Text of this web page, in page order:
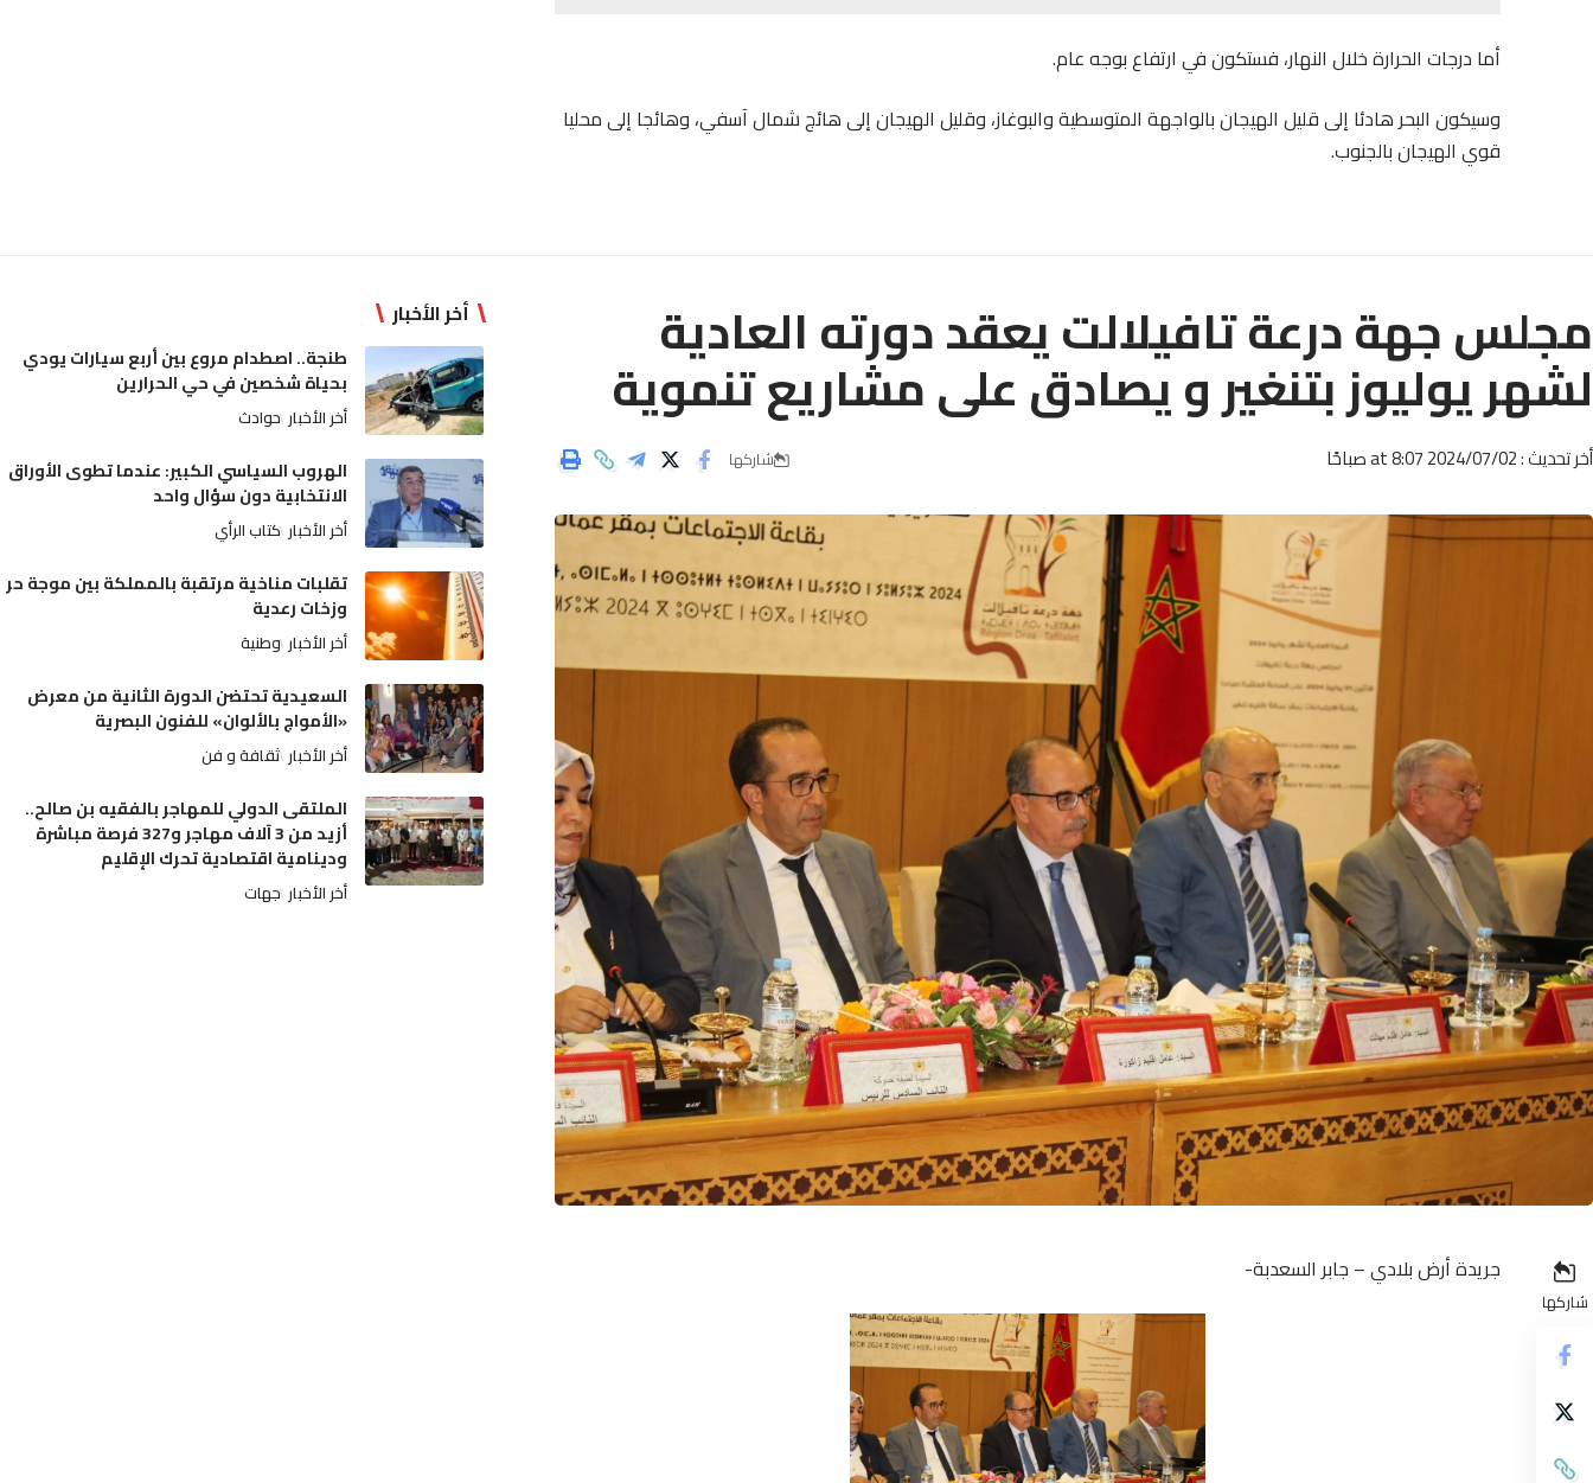
أما درجات الحرارة خلال النهار، فستكون في ارتفاع بوجه عام.
وسيكون البحر هادئا إلى قليل الهيجان بالواجهة المتوسطية والبوغاز، وقليل الهيجان إلى هائج شمال آسفي، وهائجا إلى محليا
قوي الهيجان بالجنوب.
مجلس جهة درعة تافيلالت يعقد دورته العادية
لشهر يوليوز بتنغير و يصادق على مشاريع تنموية
أخر تحديث : 2024/07/02 at 8:07 صباحًا شاركها
شاركها
جريدة أرض بلادي – جابر السعدبة-
أخر الأخبار
طنجة.. اصطدام مروع بين أربع سيارات يودي
بحياة شخصين في حي الحرارين
أخر الأخبار حوادث
الهروب السياسي الكبير: عندما تطوى الأوراق
الانتخابية دون سؤال واحد
أخر الأخبار كتاب الرأي
تقلبات مناخية مرتقبة بالمملكة بين موجة حر
وزخات رعدية
أخر الأخبار وطنية
السعيدية تحتضن الدورة الثانية من معرض
«الأمواج بالألوان» للفنون البصرية
أخر الأخبار ثقافة و فن
الملتقى الدولي للمهاجر بالفقيه بن صالح..
أزيد من 3 آلاف مهاجر و327 فرصة مباشرة
ودينامية اقتصادية تحرك الإقليم
أخر الأخبار جهات